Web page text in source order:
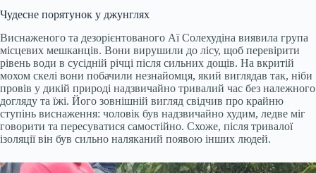
Чудесне порятунок у джунглях
Виснаженого та дезорієнтованого Аї Солехудіна виявила група
місцевих мешканців. Вони вирушили до лісу, щоб перевірити
рівень води в сусідній річці після сильних дощів. На вкритій
мохом скелі вони побачили незнайомця, який виглядав так, ніби
провів у дикій природі надзвичайно тривалий час без належного
догляду та їжі. Його зовнішній вигляд свідчив про крайню
ступінь виснаження: чоловік був надзвичайно худим, ледве міг
говорити та пересуватися самостійно. Схоже, після тривалої
ізоляції він був сильно наляканий появою інших людей.